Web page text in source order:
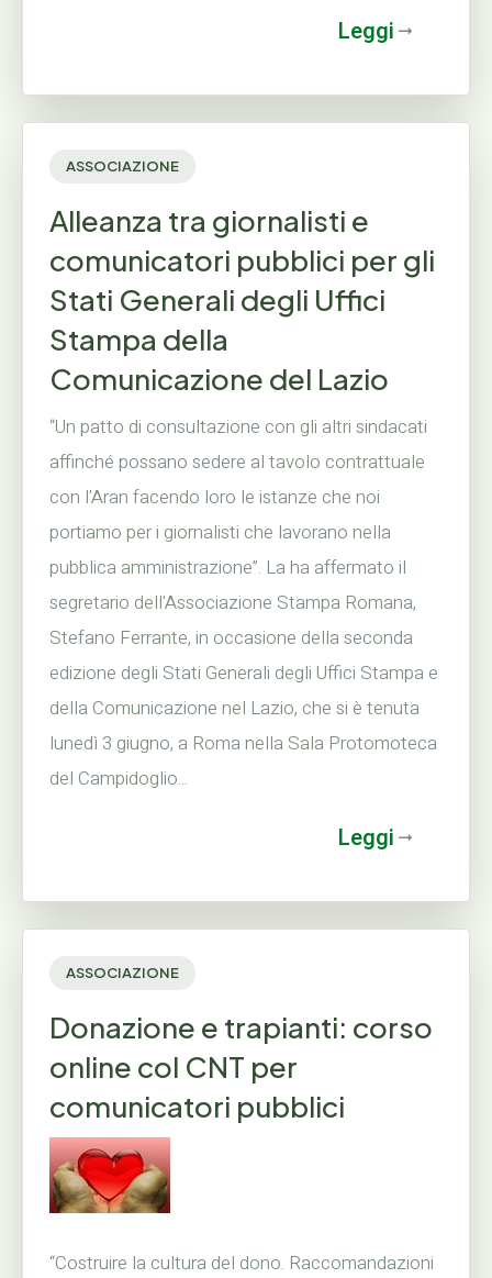
Leggi
ASSOCIAZIONE
Alleanza tra giornalisti e
comunicatori pubblici per gli
Stati Generali degli Uffici
Stampa della
Comunicazione del Lazio
“Un patto di consultazione con gli altri sindacati
affinché possano sedere al tavolo contrattuale
con l'Aran facendo loro le istanze che noi
portiamo per i giornalisti che lavorano nella
pubblica amministrazione”. La ha affermato il
segretario dell'Associazione Stampa Romana,
Stefano Ferrante, in occasione della seconda
edizione degli Stati Generali degli Uffici Stampa e
della Comunicazione nel Lazio, che si è tenuta
lunedì 3 giugno, a Roma nella Sala Protomoteca
del Campidoglio...
Leggi
ASSOCIAZIONE
Donazione e trapianti: corso
online col CNT per
comunicatori pubblici
“Costruire la cultura del dono. Raccomandazioni